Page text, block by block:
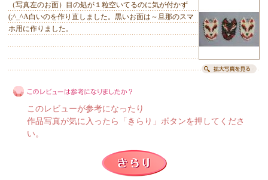
（写真左のお面）目の処が１粒空いてるのに気が付かず
(;^_^A白いのを作り直しました。黒いお面は～旦那のスマ
ホ用に作りました。
このレビューは参考になりましたか？
このレビューが参考になったり
作品写真が気に入ったら「きらり」ボタンを押してくださ
い。